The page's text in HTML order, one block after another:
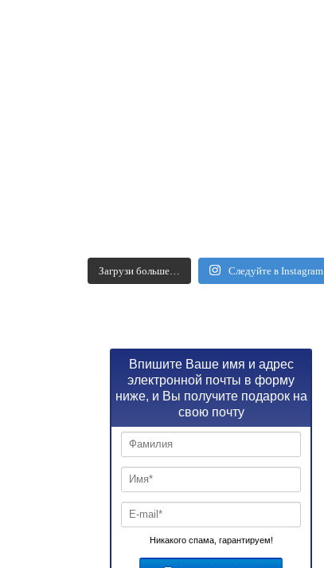
Загрузи больше… Следуйте в Instagram
Впишите Ваше имя и адрес
электронной почты в форму
ниже, и Вы получите подарок на
свою почту
Никакого спама, гарантируем!